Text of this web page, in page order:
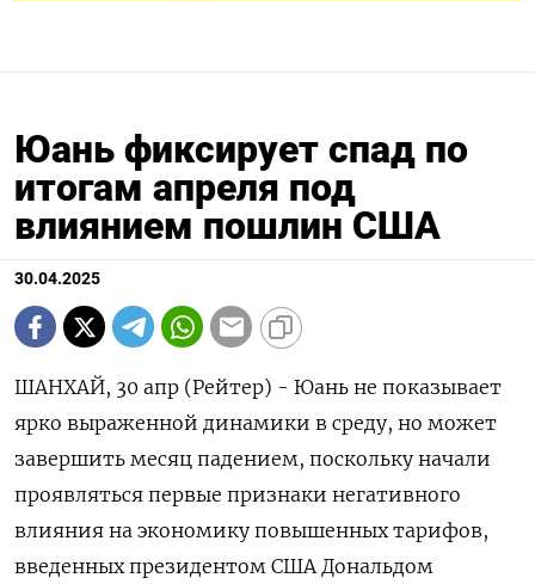
Юань фиксирует спад по
итогам апреля под
влиянием пошлин США
30.04.2025
ШАНХАЙ, 30 апр (Рейтер) - Юань не показывает
ярко выраженной динамики в среду, но может
завершить месяц падением, поскольку начали
проявляться первые признаки негативного
влияния на экономику повышенных тарифов,
введенных президентом США Дональдом